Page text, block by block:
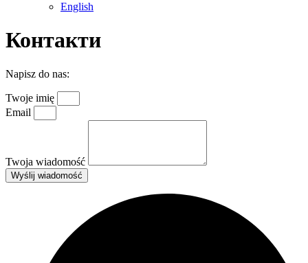
English
Контакти
Napisz do nas:
Twoje imię
Email
Twoja wiadomość
Wyślij wiadomość